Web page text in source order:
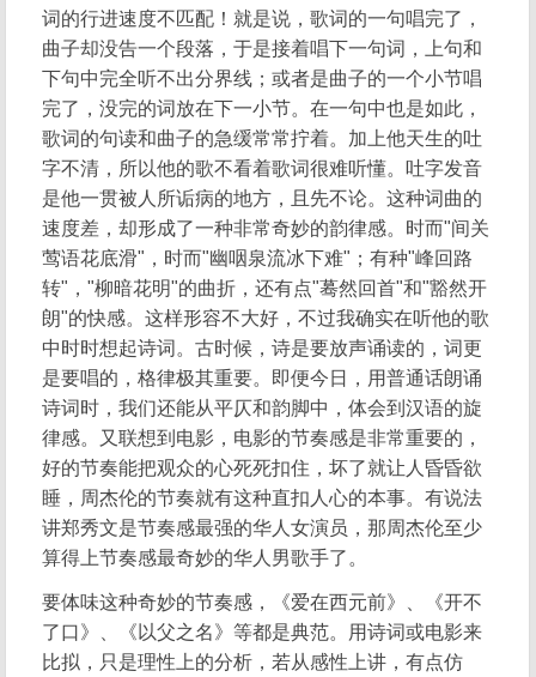
词的行进速度不匹配！就是说，歌词的一句唱完了，
曲子却没告一个段落，于是接着唱下一句词，上句和
下句中完全听不出分界线；或者是曲子的一个小节唱
完了，没完的词放在下一小节。在一句中也是如此，
歌词的句读和曲子的急缓常常拧着。加上他天生的吐
字不清，所以他的歌不看着歌词很难听懂。吐字发音
是他一贯被人所诟病的地方，且先不论。这种词曲的
速度差，却形成了一种非常奇妙的韵律感。时而"间关
莺语花底滑"，时而"幽咽泉流冰下难"；有种"峰回路
转"，"柳暗花明"的曲折，还有点"蓦然回首"和"豁然开
朗"的快感。这样形容不大好，不过我确实在听他的歌
中时时想起诗词。古时候，诗是要放声诵读的，词更
是要唱的，格律极其重要。即便今日，用普通话朗诵
诗词时，我们还能从平仄和韵脚中，体会到汉语的旋
律感。又联想到电影，电影的节奏感是非常重要的，
好的节奏能把观众的心死死扣住，坏了就让人昏昏欲
睡，周杰伦的节奏就有这种直扣人心的本事。有说法
讲郑秀文是节奏感最强的华人女演员，那周杰伦至少
算得上节奏感最奇妙的华人男歌手了。
要体味这种奇妙的节奏感，《爱在西元前》、《开不
了口》、《以父之名》等都是典范。用诗词或电影来
比拟，只是理性上的分析，若从感性上讲，有点仿